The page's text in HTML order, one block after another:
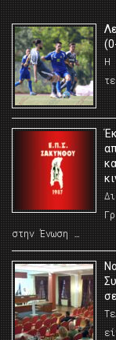
Η
στην Ένωση …